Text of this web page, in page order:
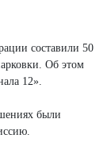
составили 50
Об этом
12».
были